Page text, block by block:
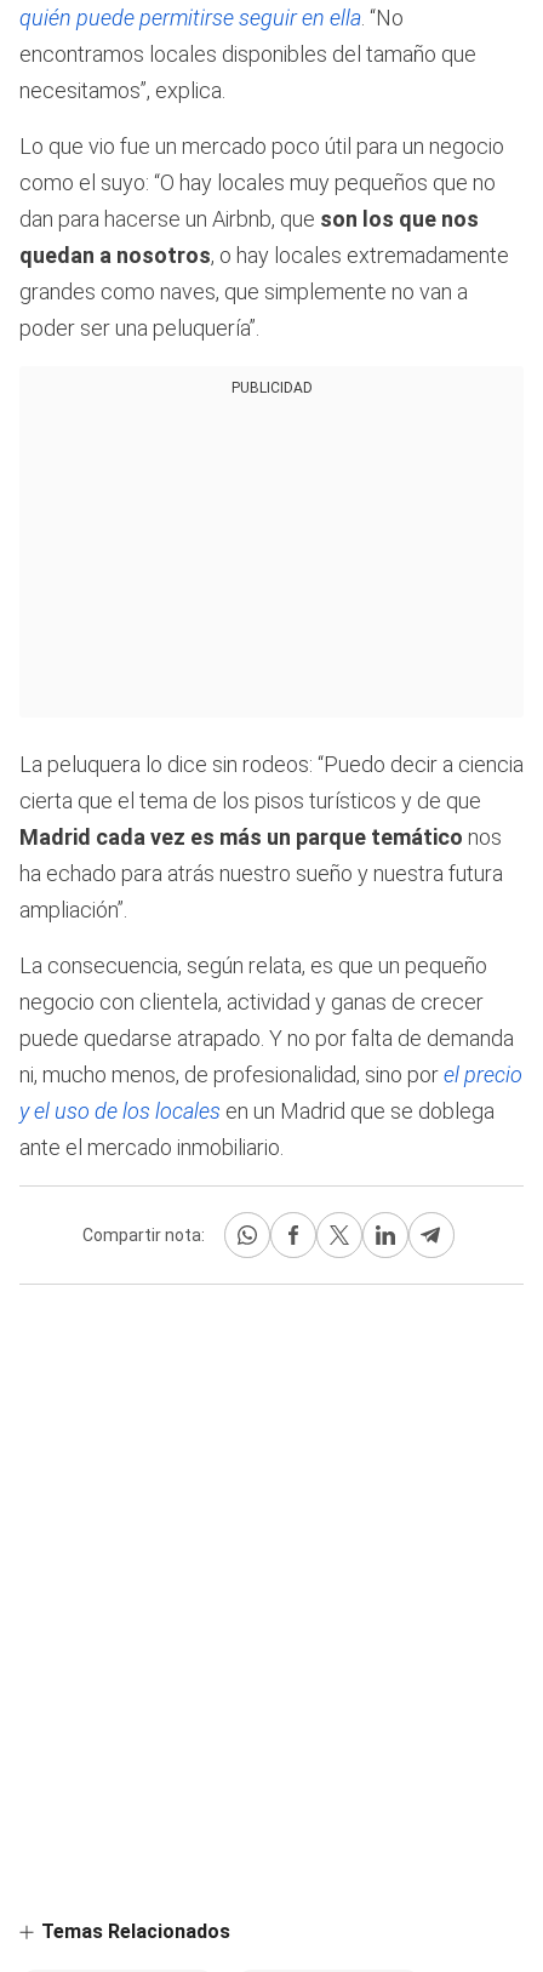
quién puede permitirse seguir en ella . “No
encontramos locales disponibles del tamaño que
necesitamos”, explica.
Lo que vio fue un mercado poco útil para un negocio
como el suyo: “O hay locales muy pequeños que no
dan para hacerse un Airbnb, que son los que nos
quedan a nosotros, o hay locales extremadamente
grandes como naves, que simplemente no van a
poder ser una peluquería”.
PUBLICIDAD
La peluquera lo dice sin rodeos: “Puedo decir a ciencia
cierta que el tema de los pisos turísticos y de que
Madrid cada vez es más un parque temático nos
ha echado para atrás nuestro sueño y nuestra futura
ampliación”.
La consecuencia, según relata, es que un pequeño
negocio con clientela, actividad y ganas de crecer
puede quedarse atrapado. Y no por falta de demanda
ni, mucho menos, de profesionalidad, sino porel precio
y el uso de los locales en un Madrid que se doblega
ante el mercado inmobiliario.
Compartir nota:
Temas Relacionados